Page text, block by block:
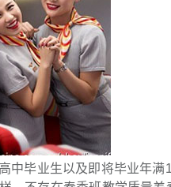
毕业生以及即将毕业年满